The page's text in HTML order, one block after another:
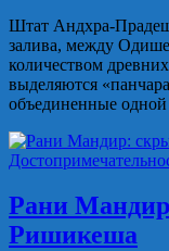
Штат Андхра-
залива, между
количеством
выделяются
объединенные
Рани
Ришикеша